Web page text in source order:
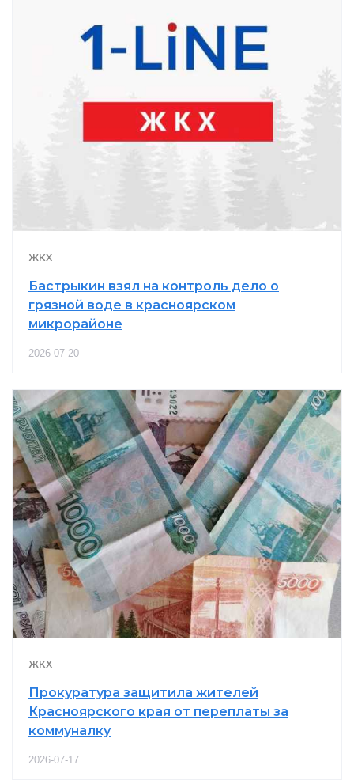
ЖКХ
Бастрыкин взял на контроль дело о
грязной воде в красноярском
микрорайоне
2026-07-20
ЖКХ
Прокуратура защитила жителей
Красноярского края от переплаты за
коммуналку
2026-07-17